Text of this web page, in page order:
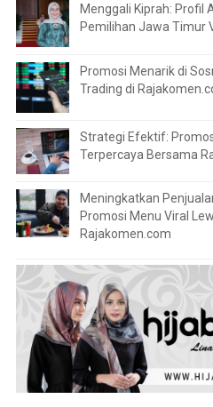
Menggali Kiprah: Profil
Pemilihan Jawa Timur
Promosi Menarik di
Trading di
Strategi Efektif:
Terpercaya Bersama
Meningkatkan
Promosi Menu Viral
Rajakomen.com